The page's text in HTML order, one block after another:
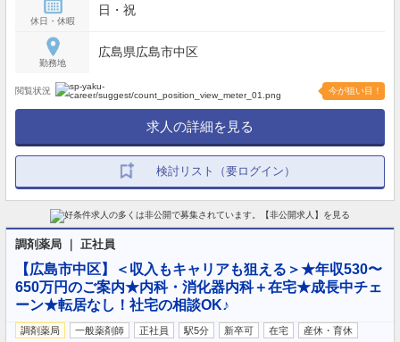
休日・休暇
日・祝
勤務地
広島県広島市中区
閲覧状況 今が狙い目！
求人の詳細を見る
検討リスト（要ログイン）
調剤薬局 ｜ 正社員
【広島市中区】＜収入もキャリアも狙える＞★年収530〜
650万円のご案内★内科・消化器内科＋在宅★成長中チェ
ーン★転居なし！社宅の相談OK♪
調剤薬局 一般薬剤師 正社員 駅5分 新卒可 在宅 産休・育休